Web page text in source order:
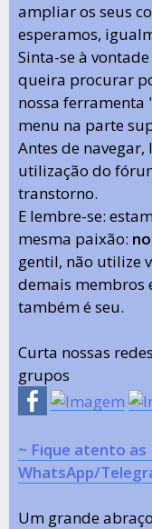
ampliar os seus
esperamos,
Sinta-se à
queira procurar
nossa ferramenta
menu na parte
Antes de
utilização do
transtorno.
E lembre-se:
mesma paixão:
gentil, não utilize
demais membros
também é seu.
Curta nossas
grupos
~ Fique atento as
WhatsApp/
Um grande